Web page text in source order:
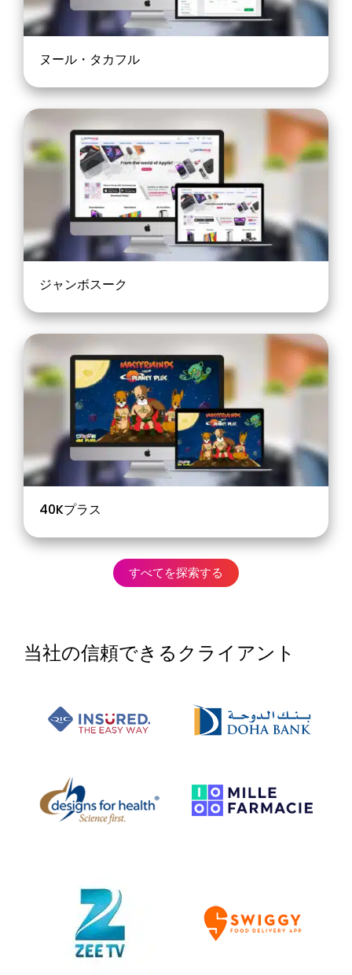
ヌール・タカフル
ジャンボスーク
40Kプラス
すべてを探索する
当社の信頼できるクライアント